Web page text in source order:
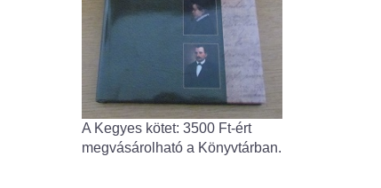
A Kegyes kötet: 3500 Ft-ért
megvásárolható a Könyvtárban.